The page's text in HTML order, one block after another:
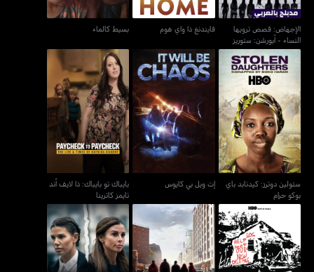
الإجهاض: قصص ترويها
النساء - أبورشن: ستوريز
ومن تل
فايندنغ ذا واي هوم بسيط كالماء
ستولين دوترز: كيدنابد باي
بوكو حرام
ستولين دوترز: كيدنابد باي
بوكو حرام
إت ويل بي كايوس
إت ويل بي كايوس
بايباك تو بايباك: ذا لايف أند
تايمز كاترينا
بايباك تو بايباك: ذا لايف أند
تايمز كاترينا
وين ذا ليفز بروك كلاس ديفايد
فيندي X روني: ذا واغاثا